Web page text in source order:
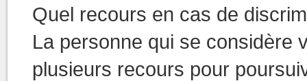
Quel recours en cas de
La personne qui se considère
plusieurs recours pour